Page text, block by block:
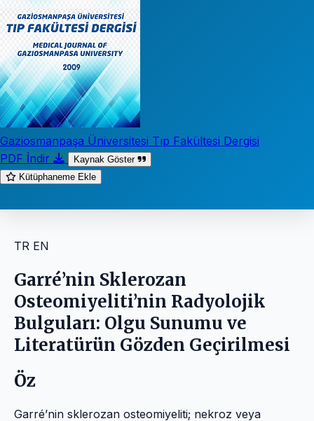
Gaziosmanpaşa Üniversitesi Tıp Fakültesi Dergisi
PDF İndir
Kaynak Göster
Kütüphaneme Ekle
TR EN
Garré’nin Sklerozan
Osteomiyeliti’nin Radyolojik
Bulguları: Olgu Sunumu ve
Literatürün Gözden Geçirilmesi
Öz
Garré’nin sklerozan osteomiyeliti; nekroz veya